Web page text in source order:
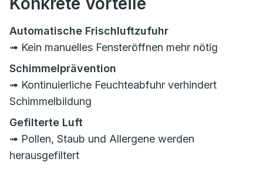
Automatische Frischluftzufuhr
➟ Kein manuelles Fensteröffnen mehr nötig
Schimmelprävention
➟ Kontinuierliche Feuchteabfuhr verhindert
Schimmelbildung
Gefilterte Luft
➟ Pollen, Staub und Allergene werden
herausgefiltert